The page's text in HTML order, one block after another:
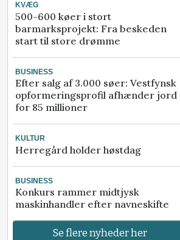
KVÆG
500-600 køer i stort
barmarksprojekt: Fra beskeden
start til store drømme
BUSINESS
Efter salg af 3.000 søer: Vestfynsk
opformeringsprofil afhænder jord
for 85 millioner
KULTUR
Herregård holder høstdag
BUSINESS
Konkurs rammer midtjysk
maskinhandler efter navneskifte
Se flere nyheder her